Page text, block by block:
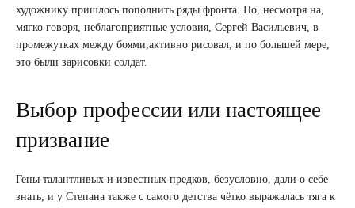
художнику пришлось пополнить ряды фронта. Но, несмотря на,
мягко говоря, неблагоприятные условия, Сергей Васильевич, в
промежутках между боями,активно рисовал, и по большей мере,
это были зарисовки солдат.
Выбор профессии или настоящее
призвание
Гены талантливых и известных предков, безусловно, дали о себе
знать, и у Степана также с самого детства чётко выражалась тяга к